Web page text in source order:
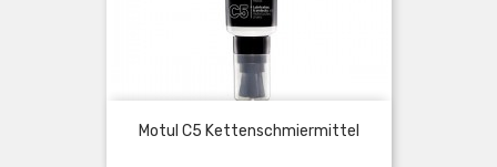
Motul C5 Kettenschmiermittel